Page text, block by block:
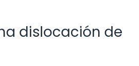
dislocación de